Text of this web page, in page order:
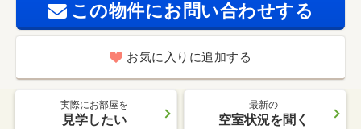
この物件にお問い合わせする
お気に入りに追加する
実際にお部屋を
見学したい
最新の
空室状況を聞く